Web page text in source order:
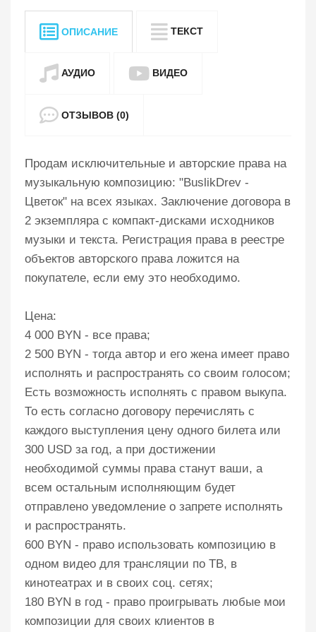
ОПИСАНИЕ ТЕКСТ
АУДИО ВИДЕО
ОТЗЫВОВ (0)
Продам исключительные и авторские права на
музыкальную композицию: "BuslikDrev -
Цветок" на всех языках. Заключение договора в
2 экземпляра с компакт-дисками исходников
музыки и текста. Регистрация права в реестре
объектов авторского права ложится на
покупателе, если ему это необходимо.
Цена:
4 000 BYN - все права;
2 500 BYN - тогда автор и его жена имеет право
исполнять и распространять со своим голосом;
Есть возможность исполнять с правом выкупа.
То есть согласно договору перечислять с
каждого выступления цену одного билета или
300 USD за год, а при достижении
необходимой суммы права станут ваши, а
всем остальным исполняющим будет
отправлено уведомление о запрете исполнять
и распространять.
600 BYN - право использовать композицию в
одном видео для трансляции по ТВ, в
кинотеатрах и в своих соц. сетях;
180 BYN в год - право проигрывать любые мои
композиции для своих клиентов в